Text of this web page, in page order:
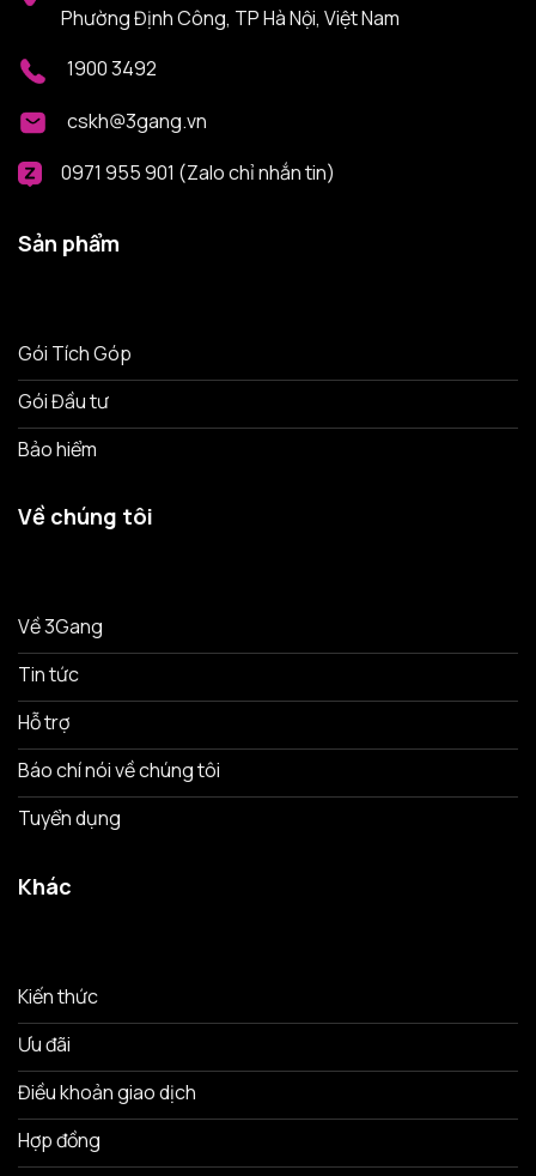
Phường Định Công, TP Hà Nội, Việt Nam
1900 3492
cskh@3gang.vn
0971 955 901 (Zalo chỉ nhắn tin)
Sản phẩm
Gói Tích Góp
Gói Đầu tư
Bảo hiểm
Về chúng tôi
Về 3Gang
Tin tức
Hỗ trợ
Báo chí nói về chúng tôi
Tuyển dụng
Khác
Kiến thức
Ưu đãi
Điều khoản giao dịch
Hợp đồng